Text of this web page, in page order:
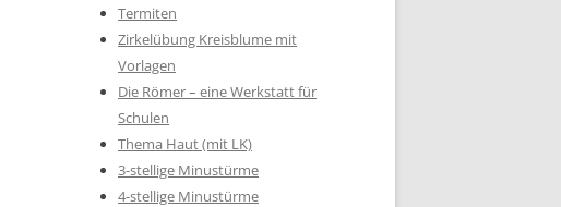
Termiten
Zirkelübung Kreisblume mit
Vorlagen
Die Römer – eine Werkstatt für
Schulen
Thema Haut (mit LK)
3-stellige Minustürme
4-stellige Minustürme